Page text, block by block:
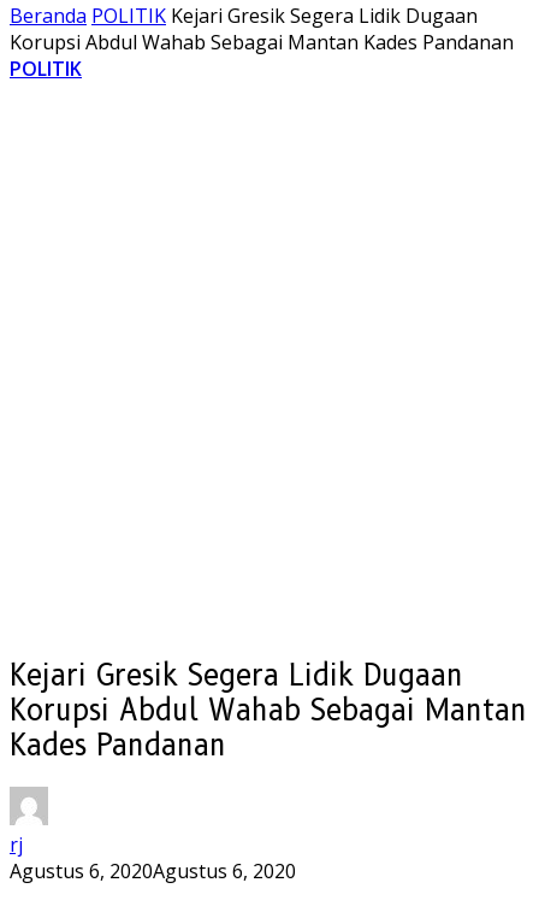
Beranda POLITIK Kejari Gresik Segera Lidik Dugaan
Korupsi Abdul Wahab Sebagai Mantan Kades Pandanan
POLITIK
Kejari Gresik Segera Lidik Dugaan
Korupsi Abdul Wahab Sebagai Mantan
Kades Pandanan
rj
Agustus 6, 2020Agustus 6, 2020